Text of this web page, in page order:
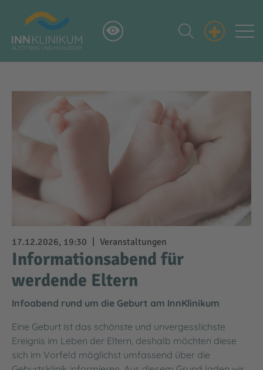
+
17.12.2026, 19:30 Veranstaltungen
Informationsabend für
werdende Eltern
Infoabend rund um die Geburt am InnKlinikum
Eine Geburt ist das schönste und unvergesslichste
Ereignis im Leben der Eltern, deshalb möchten diese
sich im Vorfeld möglichst umfassend über die